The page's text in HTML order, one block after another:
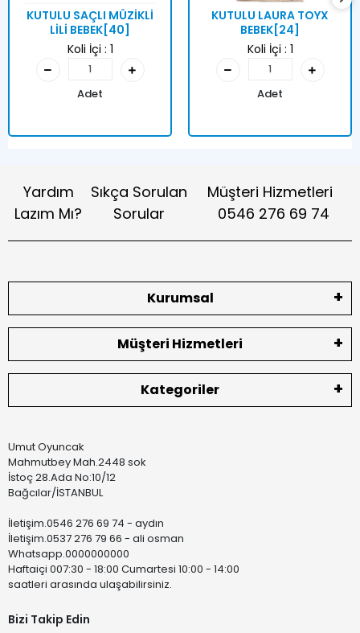
KUTULU SAÇLI MÜZİKLİ
LİLİ BEBEK[40]
Koli İçi : 1
Adet
KUTULU LAURA TOYX
BEBEK[24]
Koli İçi : 1
Adet
Yardım
Lazım Mı?
Sıkça Sorulan
Sorular
Müşteri Hizmetleri
0546 276 69 74
Kurumsal
Müşteri Hizmetleri
Kategoriler
Umut Oyuncak
Mahmutbey Mah.2448 sok
İstoç 28.Ada No:10/12
Bağcılar/İSTANBUL
İletişim.0546 276 69 74 - aydın
İletişim.0537 276 79 66 - ali osman
Whatsapp.0000000000
Haftaiçi 007:30 - 18:00 Cumartesi 10:00 - 14:00
saatleri arasında ulaşabilirsiniz.
Bizi Takip Edin